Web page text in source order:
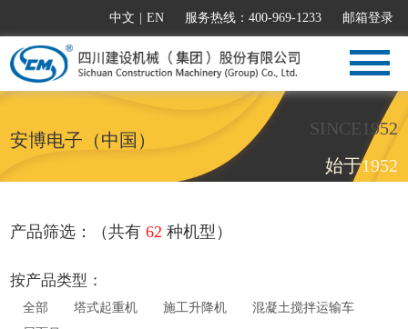
中文 EN 服务热线：400-969-1233 邮箱登录
安博电子（中国）
SINCE1952
始于1952
产品筛选：（共有62 种机型）
按产品类型：
全部 塔式起重机 施工升降机
混凝土搅拌运输车